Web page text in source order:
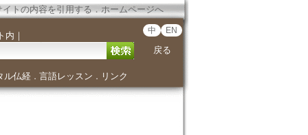
イトの内容を引用する．ホームページへ
内 ｜ 中 EN
戻る
ル仏経． 言語レッスン ． リンク